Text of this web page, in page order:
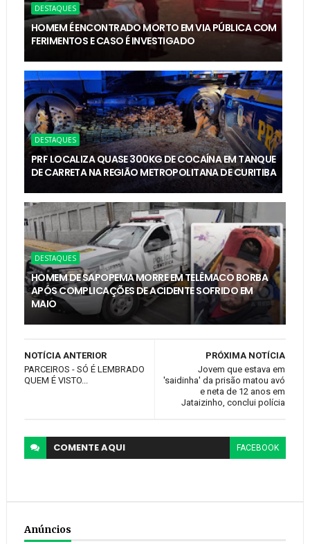
DESTAQUES
HOMEM É ENCONTRADO MORTO EM VIA PÚBLICA COM
FERIMENTOS E CASO É INVESTIGADO
DESTAQUES
PRF LOCALIZA QUASE 300KG DE COCAÍNA EM TANQUE
DE CARRETA NA REGIÃO METROPOLITANA DE CURITIBA
DESTAQUES
HOMEM DE SAPOPEMA MORRE EM TELÊMACO BORBA
APÓS COMPLICAÇÕES DE ACIDENTE SOFRIDO EM
MAIO
PRÓXIMA NOTÍCIA
Jovem que estava em
'saidinha' da prisão matou avó
e neta de 12 anos em
Jataizinho, conclui polícia
NOTÍCIA ANTERIOR
PARCEIROS - SÓ É LEMBRADO
QUEM É VISTO...
COMENTEAQUI FACEBOOK
Anúncios